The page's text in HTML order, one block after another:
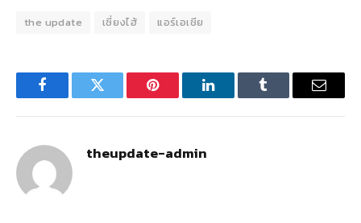
the update เซี่ยงไฮ้ แอร์เอเชีย
FacebookTwitter Pinterest LinkedInTumblr Email
theupdate-admin